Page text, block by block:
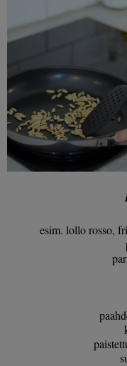
esim. lollo rosso,